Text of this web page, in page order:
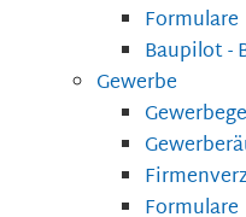
Formulare
Baupilot -
Gewerbe
Formulare